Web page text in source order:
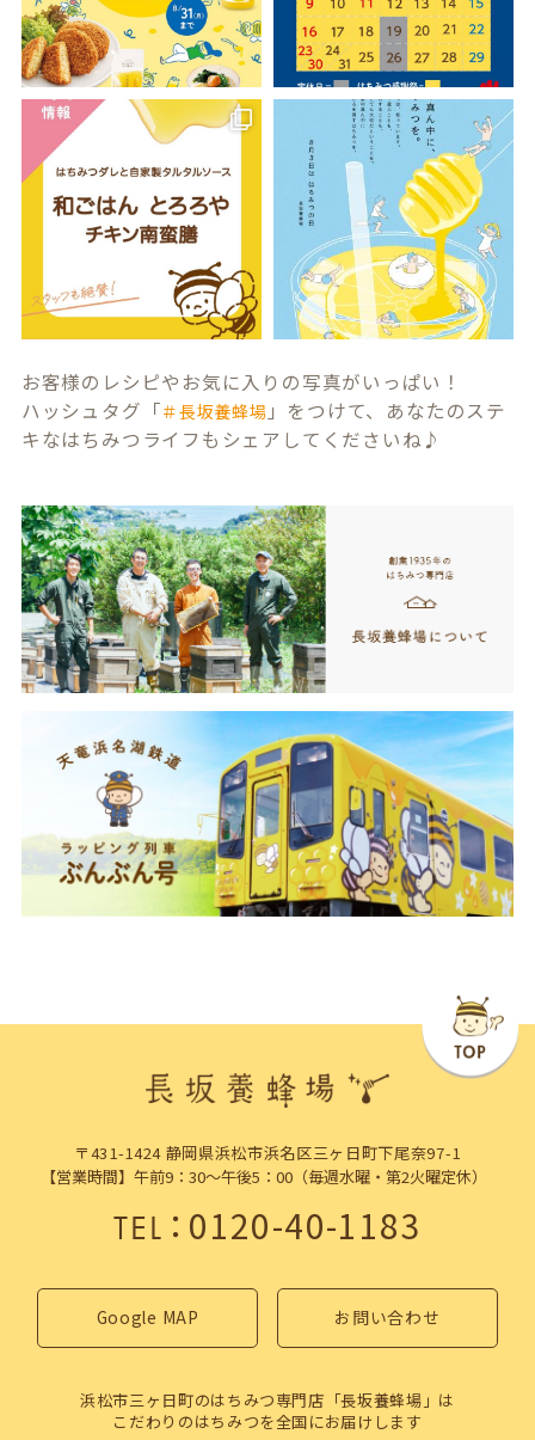
お客様のレシピやお気に入りの写真がいっぱい！
ハッシュタグ「＃長坂養蜂場 」をつけて、あなたのステ
キなはちみつライフもシェアしてくださいね♪
〒431-1424 静岡県浜松市浜名区三ヶ日町下尾奈97-1
【営業時間】午前9：30～午後5：00（毎週水曜・第2火曜定休）
TEL：0120-40-1183
Google MAP お問い合わせ
浜松市三ヶ日町のはちみつ専門店「長坂養蜂場」は
こだわりのはちみつを全国にお届けします